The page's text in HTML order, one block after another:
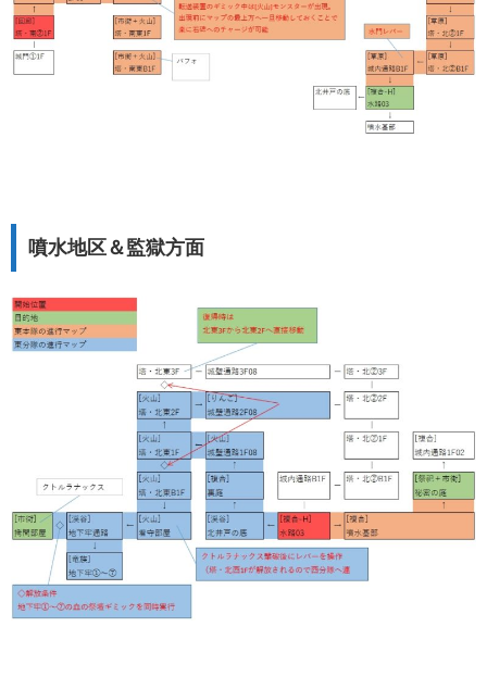
噴水地区＆監獄方面